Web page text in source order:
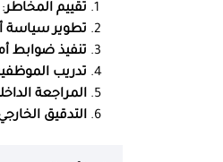
تقييم المخاطر:
تطوير سياسة
تنفيذ ضوابط
تدريب
المراجعة
التدقيق